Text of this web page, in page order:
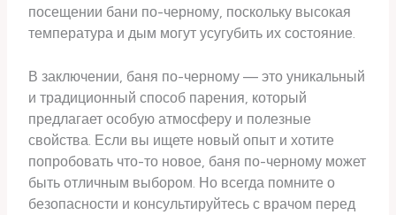
посещении бани по-черному, поскольку высокая
температура и дым могут усугубить их состояние.
В заключении, баня по-черному — это уникальный
и традиционный способ парения, который
предлагает особую атмосферу и полезные
свойства. Если вы ищете новый опыт и хотите
попробовать что-то новое, баня по-черному может
быть отличным выбором. Но всегда помните о
безопасности и консультируйтесь с врачом перед